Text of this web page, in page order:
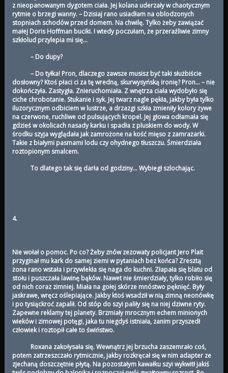
z nieopanowanym dygotem ciała. Jej kolana uderzały w chaotycznym
rytmie o brzegi wanny. – Dzisiaj rano usiadłam na oblodzonych
stopniach schodów przed domem. Na chwilę. Tylko żeby zawiązać
małej Doris Hoffman buciki. I wtedy poczułam, że przeraźliwie zimny
szkłolud przylepia mi się…
– Do dupy?
– Do tyłka! Pron, dlaczego zawsze musisz być taki służbiście
dosłowny? Ktoś płaci ci za tę wredną, skurwysyńską ironię? Pron… – nie
dokończyła. Zastygła. Znieruchomiała. Z wnętrza ciała wydobyło się
ciche chrobotanie. Stukanie i syk. Jej twarz nagle pękła, jakby była tylko
iluzorycznym odbiciem w lustrze, a drzazgi szkła zmieniły kolory żywe
na czerwone, ruchliwe od pulsujących kropel. Jej głowa odłamała się
gdzieś w okolicach nasady karku i spadła z pluskiem do wody. W
środku szyja wyglądała jak zamrożone na kość mięso z zamrażarki.
Takie z białymi pasmami lodu czy ohydnego tłuszczu. Śmierdziała
roztopionym smalcem.
To dlatego tak się darła od godziny… Wybiegł szlochając.
4.
Nie wołał o pomoc. Po co? Żeby znów zezowaty policjant Jero Plait
przyginał mu kark do samej ziemi w pytaniach bez końca? Zresztą
żona rano wstała i przywlekła się naga do kuchni. Złapała się blatu od
stołu i puszczała lawinę bąków. Nawet nie śmierdziały, tylko robiło się
od nich coraz zimniej. Miała na gołej skórze mnóstwo pęknięć. Były
jaskrawe, wręcz oślepiające. Jakby ktoś wsadził w nią zimną neonówkę
i po tysiąckroć zapalił. Od stóp do szyi paliły się na niej dziwne ryty.
Zapewne reklamy tej planety. Brzmiały mrocznym echem minionych
wieków i zimowej potęgi, jaka tu niegdyś istniała, zanim przyszedł
człowiek i roztopił całe to świństwo.
Roxana zakołysała się. Wewnątrz jej brzucha zaszemrało coś,
potem zatrzeszczało rytmicznie, jakby rozkręcał się w nim adapter ze
zjechaną doszczętnie płytą. Na pozostałym kawałku szyi wykwitł jakiś